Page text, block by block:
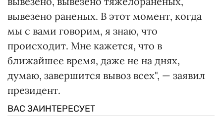
вывезено раненых. В этот момент, когда
мы с вами говорим, я знаю, что
происходит. Мне кажется, что в
ближайшее время, даже не на днях,
думаю, завершится вывоз всех", — заявил
президент.
ВАС ЗАИНТЕРЕСУЕТ